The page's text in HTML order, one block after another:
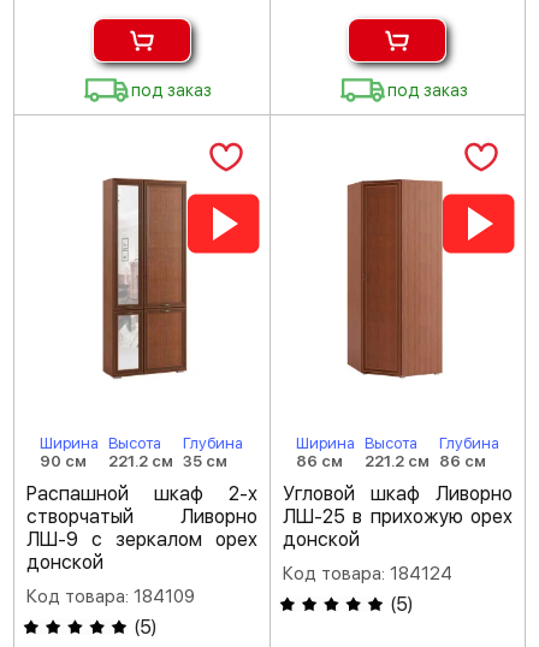
под заказ под заказ
Ширина
90 см
Высота
221.2 см
Глубина
35 см
Распашной шкаф 2-х
створчатый Ливорно
ЛШ-9 с зеркалом орех
донской
Код товара: 184109
(5)
Ширина
86 см
Высота
221.2 см
Глубина
86 см
Угловой шкаф Ливорно
ЛШ-25 в прихожую орех
донской
Код товара: 184124
(5)